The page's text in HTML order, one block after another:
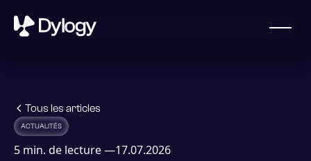
Tous les articles
ACTUALITÉS
5 min. de lecture —17.07.2026